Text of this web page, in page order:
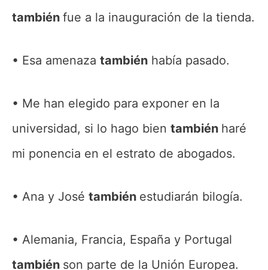
también fue a la inauguración de la tienda.
Esa amenaza también había pasado.
Me han elegido para exponer en la
universidad, si lo hago bien también haré
mi ponencia en el estrato de abogados.
Ana y José también estudiarán bilogía.
Alemania, Francia, España y Portugal
también son parte de la Unión Europea.